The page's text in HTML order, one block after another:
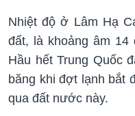
Nhiệt độ ở Lâm Hạ
đất, là khoảng âm 14
Hầu hết Trung Quốc
băng khi đợt lạnh bắt
qua đất nước này.